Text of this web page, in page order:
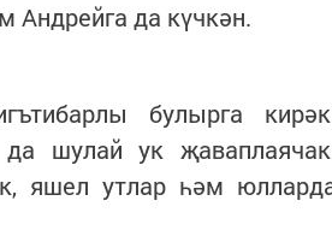
Андрейга да күчкән.
булырга
шулай ук
яшел утлар һәм